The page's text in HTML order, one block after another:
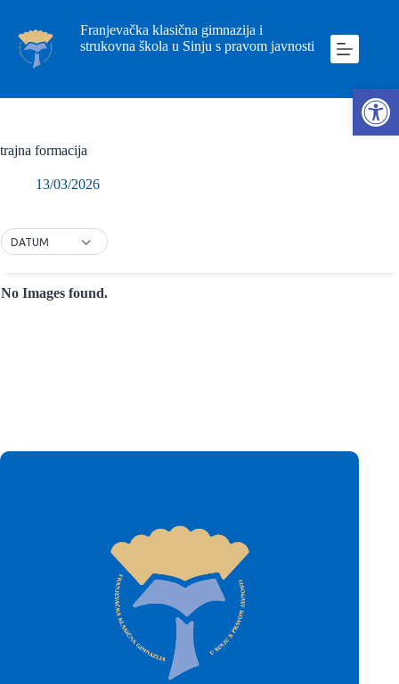
Franjevačka klasična gimnazija i
strukovna škola u Sinju s pravom javnosti
trajna formacija
13/03/2026
DATUM
No Images found.